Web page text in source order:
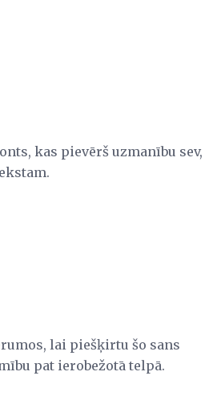
kas pievērš uzmanību sev,
lai piešķirtu šo sans
pat ierobežotā telpā.